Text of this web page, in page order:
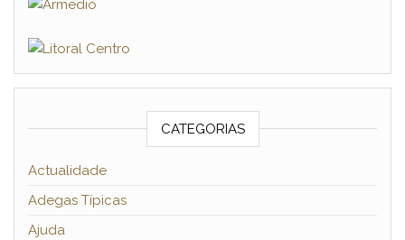
CATEGORIAS
Actualidade
Adegas Típicas
Ajuda